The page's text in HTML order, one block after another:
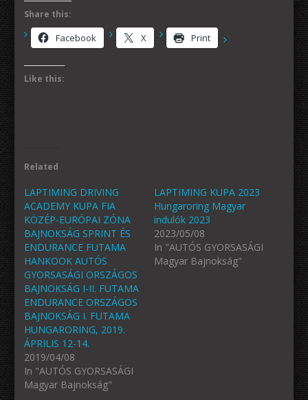
Share this:
Facebook X Print
Like this:
Related
LAPTIMING DRIVING
ACADEMY KUPA FIA
KÖZÉP-EURÓPAI ZÓNA
BAJNOKSÁG SPRINT ÉS
ENDURANCE FUTAMA
HANKOOK AUTÓS
GYORSASÁGI ORSZÁGOS
BAJNOKSÁG I-II. FUTAMA
ENDURANCE ORSZÁGOS
BAJNOKSÁG I. FUTAMA
HUNGARORING, 2019.
ÁPRILIS 12-14.
2019/04/08
In "AUTÓS GYORSASÁGI
Magyar Bajnokság"
LAPTIMING KUPA 2023
Hungaroring Magyar
indulók 2023
2023/05/08
In "AUTÓS GYORSASÁGI
Magyar Bajnokság"